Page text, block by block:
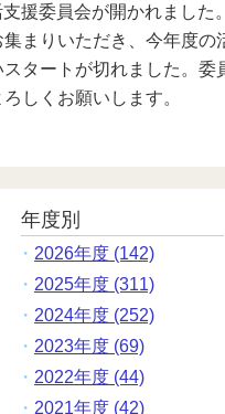
援委員会が開かれました
まりいただき、今年度の
タートが切れました。
しくお願いします。
年度別
2026年度 (142)
2025年度 (311)
2024年度 (252)
2023年度 (69)
2022年度 (44)
2021年度 (42)